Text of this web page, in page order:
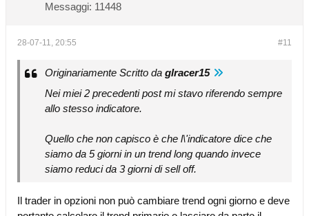
Messaggi: 11448
#11
28-07-11, 20:55
Originariamente Scritto da glracer15
Nei miei 2 precedenti post mi stavo riferendo sempre
allo stesso indicatore.
Quello che non capisco è che l\'indicatore dice che
siamo da 5 giorni in un trend long quando invece
siamo reduci da 3 giorni di sell off.
Il trader in opzioni non può cambiare trend ogni giorno e deve